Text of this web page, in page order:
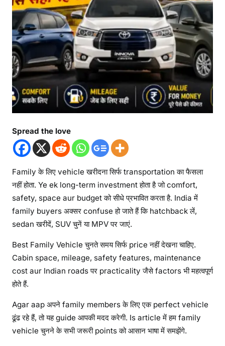
Spread the love
Family के लिए vehicle खरीदना सिर्फ transportation का फैसला
नहीं होता. Ye ek long-term investment होता है जो comfort,
safety, space aur budget को सीधे प्रभावित करता है. India में
family buyers अक्सर confuse हो जाते हैं कि hatchback लें,
sedan खरीदें, SUV चुनें या MPV पर जाएं.
Best Family Vehicle चुनते समय सिर्फ price नहीं देखना चाहिए.
Cabin space, mileage, safety features, maintenance
cost aur Indian roads पर practicality जैसे factors भी महत्वपूर्ण
होते हैं.
Agar aap अपने family members के लिए एक perfect vehicle
ढूंढ रहे हैं, तो यह guide आपकी मदद करेगी. Is article में हम family
vehicle चुनने के सभी जरूरी points को आसान भाषा में समझेंगे.